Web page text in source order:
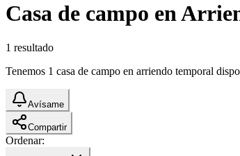
Casa de campo en
1 resultado
Tenemos 1 casa de campo en arriendo temporal
Avísame
Compartir
Ordenar: